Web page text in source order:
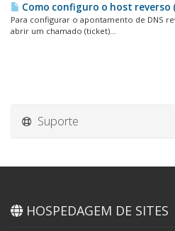
Como configuro o host reverso
Para configurar o apontamento de DNS
abrir um chamado (ticket)...
Suporte
HOSPEDAGEM DE SITES